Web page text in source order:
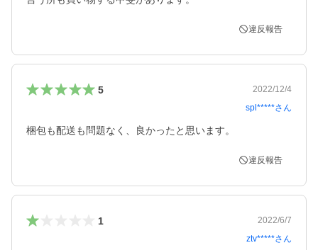
違反報告
5
2022/12/4
spl*****さん
梱包も配送も問題なく、良かったと思います。
違反報告
1
2022/6/7
ztv*****さん